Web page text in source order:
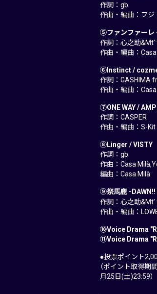
作詞：gb
作曲・編曲：フジ
⑤ファンファーレ
作詞：心之助&Mt'
作曲・編曲：
⑥Instinct /
作詞：GASHIMA
作曲・編曲：
⑦ONE WAY /
作詞：CASPER
作曲・編曲：S-Kit
⑧Linger / VISTY
作詞：gb
作曲：Casa
編曲：Casa Milà
⑨祭馬鹿 -DAWN!!
作詞：心之助&Mt'
作曲・編曲：
⑩Voice Drama
⑪Voice Drama
●投票ポイント
（ポイント取得期
月25日(土)23:59）